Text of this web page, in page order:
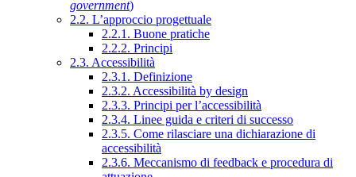
government)
2.2. L’approccio progettuale
2.2.1. Buone pratiche
2.2.2. Principi
2.3. Accessibilità
2.3.1. Definizione
2.3.2. Accessibilità by design
2.3.3. Principi per l’accessibilità
2.3.4. Linee guida e criteri di successo
2.3.5. Come rilasciare una dichiarazione di
accessibilità
2.3.6. Meccanismo di feedback e procedura di